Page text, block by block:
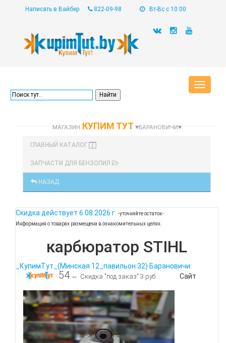
Написать в Вайбер 822-09-98 Вт-Вс с 10:00
Toggle
МАГАЗИН КУПИМ ТУТ ♥БАРАНОВИЧИ♥
ГЛАВНЫЙ КАТАЛОГ
ЗАПЧАСТИ ДЛЯ БЕНЗОПИЛ
НАЗАД
Скидка действует 6.08.2026 г. -уточняйте остаток-
Информация о товарах размещена в ознакомительных целях.
карбюратор STIHL
_КупимТут_(Минская 12_павильон 32) Барановичи.
54 ⇔ Скидка "под заказ" 3 руб. Сайт